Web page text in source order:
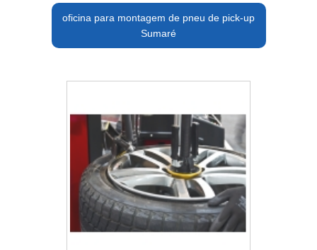
oficina para montagem de pneu de pick-up
Sumaré